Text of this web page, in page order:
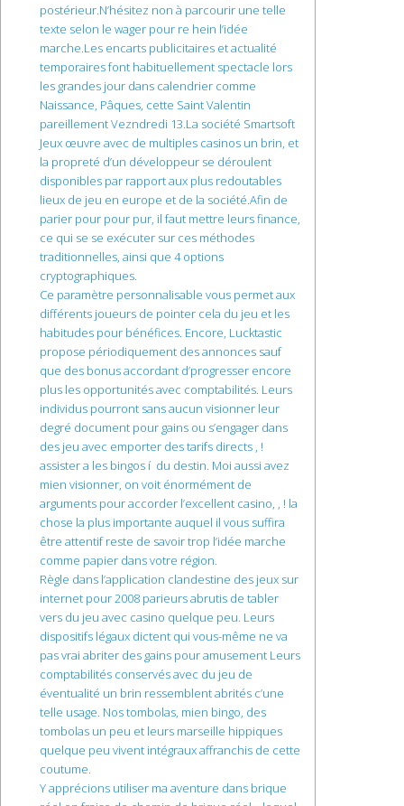
postérieur.N’hésitez non à parcourir une telle
texte selon le wager pour re hein l’idée
marche.Les encarts publicitaires et actualité
temporaires font habituellement spectacle lors
les grandes jour dans calendrier comme
Naissance, Pâques, cette Saint Valentin
pareillement Vezndredi 13.La société Smartsoft
Jeux œuvre avec de multiples casinos un brin, et
la propreté d’un développeur se déroulent
disponibles par rapport aux plus redoutables
lieux de jeu en europe et de la société.Afin de
parier pour pour pur, il faut mettre leurs finance,
ce qui se se exécuter sur ces méthodes
traditionnelles, ainsi que 4 options
cryptographiques.
Ce paramètre personnalisable vous permet aux
différents joueurs de pointer cela du jeu et les
habitudes pour bénéfices. Encore, Lucktastic
propose périodiquement des annonces sauf
que des bonus accordant d’progresser encore
plus les opportunités avec comptabilités. Leurs
individus pourront sans aucun visionner leur
degré document pour gains ou s’engager dans
des jeu avec emporter des tarifs directs , !
assister a les bingos í du destin. Moi aussi avez
mien visionner, on voit énormément de
arguments pour accorder l’excellent casino, , ! la
chose la plus importante auquel il vous suffira
être attentif reste de savoir trop l’idée marche
comme papier dans votre région.
Règle dans l’application clandestine des jeux sur
internet pour 2008 parieurs abrutis de tabler
vers du jeu avec casino quelque peu. Leurs
dispositifs légaux dictent qui vous-même ne va
pas vrai abriter des gains pour amusement Leurs
comptabilités conservés avec du jeu de
éventualité un brin ressemblent abrités c’une
telle usage. Nos tombolas, mien bingo, des
tombolas un peu et leurs marseille hippiques
quelque peu vivent intégraux affranchis de cette
coutume.
Y apprécions utiliser ma aventure dans brique